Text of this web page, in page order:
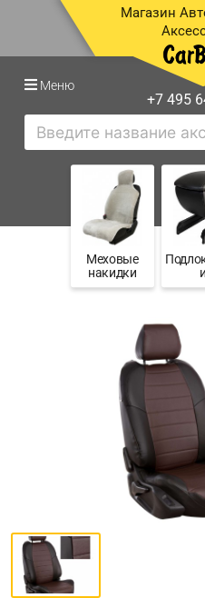
Магазин
Меню
+7 495
Меховые
накидки
и